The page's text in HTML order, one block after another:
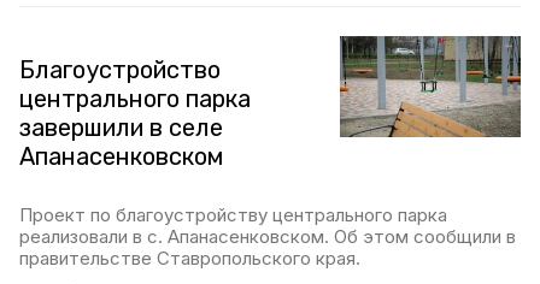
Благоустройство
центрального парка
завершили в селе
Апанасенковском
Проект по благоустройству центрального парка
реализовали в с. Апанасенковском. Об этом сообщили в
правительстве Ставропольского края.